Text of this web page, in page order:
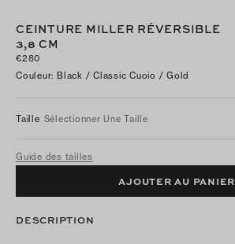
CEINTURE MILLER RÉVERSIBLE
3,8 CM
€280
Couleur: Black / Classic Cuoio / Gold
Taille Sélectionner Une Taille
Guide des tailles
AJOUTER AU PANIER
DESCRIPTION